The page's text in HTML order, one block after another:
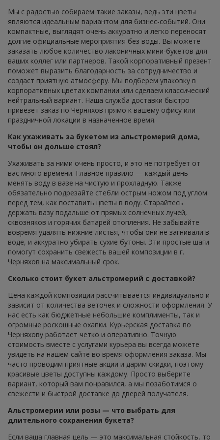
Мы с радостью собираем такие заказы, ведь эти цветы
являются идеальным вариантом для бизнес-событий. Они
компактные, выглядят очень аккуратно и легко переносят
долгие официальные мероприятия без воды. Вы можете
заказать любое количество лаконичных мини-букетов для
ваших коллег или партнеров. Такой корпоративный презент
поможет выразить благодарность за сотрудничество и
создаст приятную атмосферу. Мы подберем упаковку в
корпоративных цветах компании или сделаем классический
нейтральный вариант. Наша служба доставки быстро
привезет заказ по Черняхов прямо к вашему офису или
праздничной локации в назначенное время.
Как ухаживать за букетом из альстромерий дома,
чтобы он дольше стоял?
Ухаживать за ними очень просто, и это не потребует от
вас много времени. Главное правило — каждый день
менять воду в вазе на чистую и прохладную. Также
обязательно подрезайте стебли острым ножом под углом
перед тем, как поставить цветы в воду. Старайтесь
держать вазу подальше от прямых солнечных лучей,
сквозняков и горячих батарей отопления. Не забывайте
вовремя удалять нижние листья, чтобы они не загнивали в
воде, и аккуратно убирать сухие бутоны. Эти простые шаги
помогут сохранить свежесть вашей композиции в г.
Черняхов на максимальный срок.
Сколько стоит букет альстромерий с доставкой?
Цена каждой композиции рассчитывается индивидуально и
зависит от количества веточек и сложности оформления. У
нас есть как бюджетные небольшие комплименты, так и
огромные роскошные охапки. Курьерская доставка по
Черняхову работает четко и оперативно. Точную
стоимость вместе с услугами курьера вы всегда можете
увидеть на нашем сайте во время оформления заказа. Мы
часто проводим приятные акции и дарим скидки, поэтому
красивые цветы доступны каждому. Просто выберите
вариант, который вам понравился, а мы позаботимся о
свежести и быстрой доставке до дверей получателя.
Альстромерии или розы — что выбрать для
длительного сохранения букета?
Если ваша главная цель — это максимальная стойкость, то